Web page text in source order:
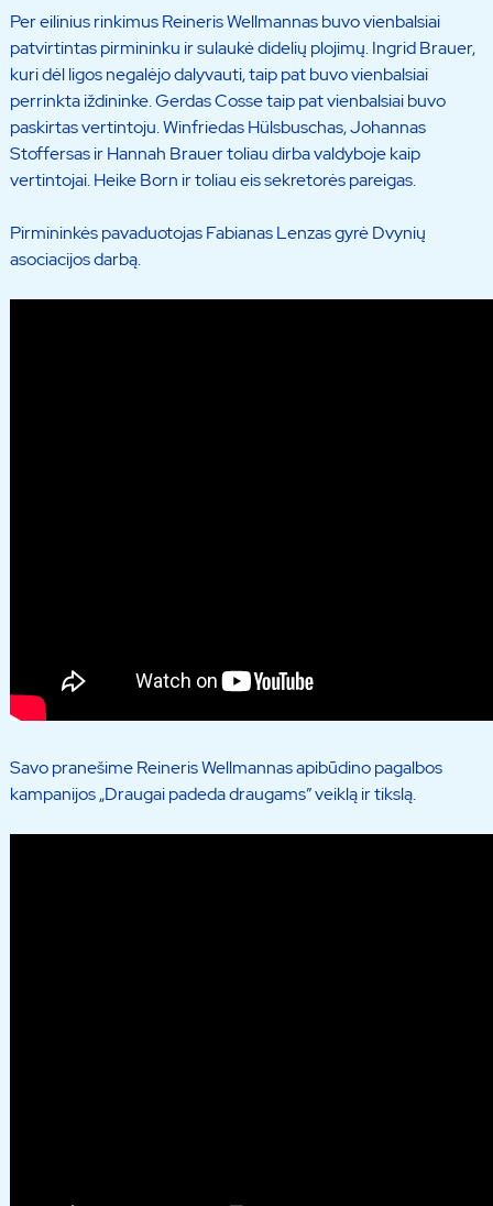
Per eilinius rinkimus Reineris Wellmannas buvo vienbalsiai
patvirtintas pirmininku ir sulaukė didelių plojimų. Ingrid Brauer,
kuri dėl ligos negalėjo dalyvauti, taip pat buvo vienbalsiai
perrinkta iždininke. Gerdas Cosse taip pat vienbalsiai buvo
paskirtas vertintoju. Winfriedas Hülsbuschas, Johannas
Stoffersas ir Hannah Brauer toliau dirba valdyboje kaip
vertintojai. Heike Born ir toliau eis sekretorės pareigas.
Pirmininkės pavaduotojas Fabianas Lenzas gyrė Dvynių
asociacijos darbą.
Savo pranešime Reineris Wellmannas apibūdino pagalbos
kampanijos „Draugai padeda draugams” veiklą ir tikslą.